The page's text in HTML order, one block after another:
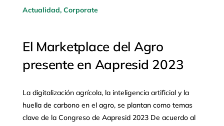
Actualidad, Corporate
El Marketplace del Agro
presente en Aapresid 2023
La digitalización agrícola, la inteligencia artificial y la
huella de carbono en el agro, se plantan como temas
clave de la Congreso de Aapresid 2023 De acuerdo al